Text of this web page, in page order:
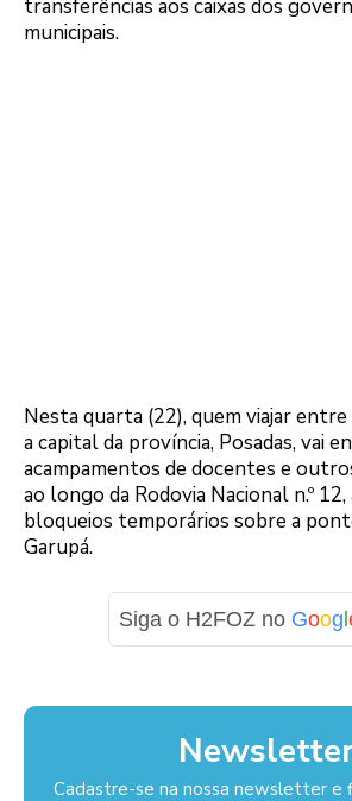
transferências aos caixas dos
municipais.
Nesta quarta (22), quem viajar
a capital da província, Posadas, vai
acampamentos de docentes e
ao longo da Rodovia Nacional n.º
bloqueios temporários sobre a
Garupá.
Siga o H2FOZ no Googl
Cadastre-se na nossa newsletter e